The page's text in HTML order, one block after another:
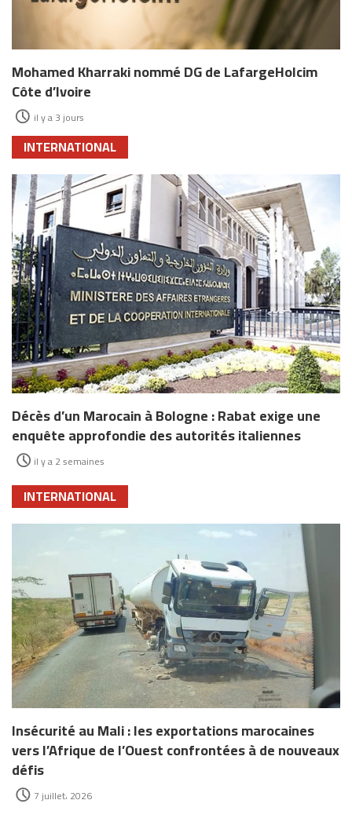
Mohamed Kharraki nommé DG de LafargeHolcim
Côte d’Ivoire
il y a 3 jours
INTERNATIONAL
Décès d’un Marocain à Bologne : Rabat exige une
enquête approfondie des autorités italiennes
il y a 2 semaines
INTERNATIONAL
Insécurité au Mali : les exportations marocaines
vers l’Afrique de l’Ouest confrontées à de nouveaux
défis
7 juillet، 2026